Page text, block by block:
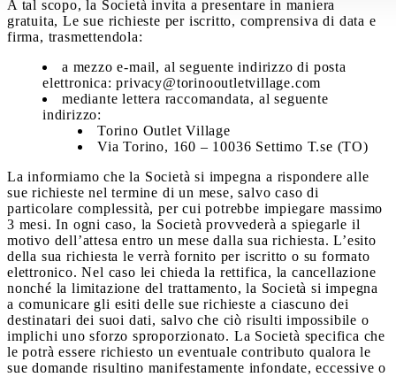
A tal scopo, la Società invita a presentare in maniera
gratuita, Le sue richieste per iscritto, comprensiva di data e
firma, trasmettendola:
a mezzo e-mail, al seguente indirizzo di posta
elettronica: privacy@torinooutletvillage.com
mediante lettera raccomandata, al seguente
indirizzo:
Torino Outlet Village
Via Torino, 160 – 10036 Settimo T.se (TO)
La informiamo che la Società si impegna a rispondere alle
sue richieste nel termine di un mese, salvo caso di
particolare complessità, per cui potrebbe impiegare massimo
3 mesi. In ogni caso, la Società provvederà a spiegarle il
motivo dell’attesa entro un mese dalla sua richiesta. L’esito
della sua richiesta le verrà fornito per iscritto o su formato
elettronico. Nel caso lei chieda la rettifica, la cancellazione
nonché la limitazione del trattamento, la Società si impegna
a comunicare gli esiti delle sue richieste a ciascuno dei
destinatari dei suoi dati, salvo che ciò risulti impossibile o
implichi uno sforzo sproporzionato. La Società specifica che
le potrà essere richiesto un eventuale contributo qualora le
sue domande risultino manifestamente infondate, eccessive o